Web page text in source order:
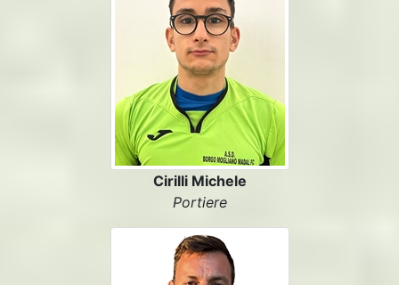
Cirilli Michele
Portiere